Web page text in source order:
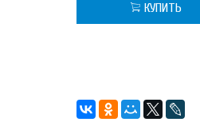
КУПИТЬ